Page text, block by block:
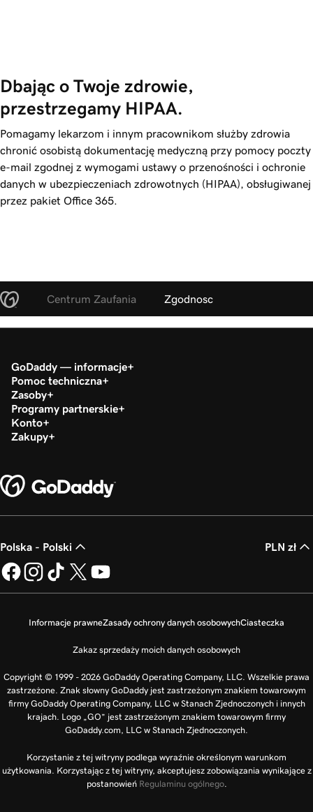
Dbając o Twoje zdrowie,
przestrzegamy HIPAA.
Pomagamy lekarzom i innym pracownikom służby zdrowia
chronić osobistą dokumentację medyczną przy pomocy poczty
e-mail zgodnej z wymogami ustawy o przenośności i ochronie
danych w ubezpieczeniach zdrowotnych (HIPAA), obsługiwanej
przez pakiet Office 365.
Centrum Zaufania Zgodnosc
GoDaddy — informacje
Pomoc techniczna
Zasoby
Programy partnerskie
Konto
Zakupy
Polska - Polski PLN zł
Informacje prawneZasady ochrony danych osobowychCiasteczka
Zakaz sprzedaży moich danych osobowych
Copyright © 1999 - 2026 GoDaddy Operating Company, LLC. Wszelkie prawa
zastrzeżone. Znak słowny GoDaddy jest zastrzeżonym znakiem towarowym
firmy GoDaddy Operating Company, LLC w Stanach Zjednoczonych i innych
krajach. Logo „GO” jest zastrzeżonym znakiem towarowym firmy
GoDaddy.com, LLC w Stanach Zjednoczonych.
Korzystanie z tej witryny podlega wyraźnie określonym warunkom
użytkowania. Korzystając z tej witryny, akceptujesz zobowiązania wynikające z
postanowień Regulaminu ogólnego.